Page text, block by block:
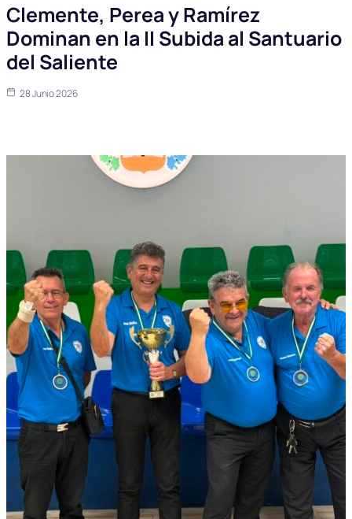
Clemente, Perea y Ramírez
Dominan en la II Subida al Santuario
del Saliente
28 Junio 2026